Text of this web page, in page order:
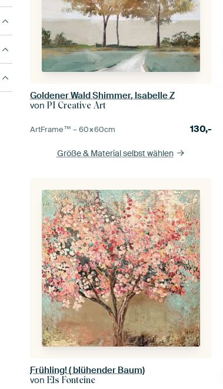
Goldener Wald Shimmer, Isabelle Z
vonPI Creative Art
ArtFrame™ –60×60cm 130,-
Größe & Material selbst wählen
Frühling! ( blühender Baum)
vonEls Fonteine